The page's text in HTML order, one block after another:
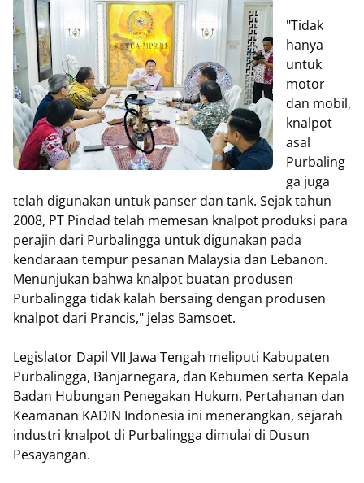
"Tidak
hanya
untuk
motor
dan mobil,
knalpot
asal
Purbaling
ga juga
telah digunakan untuk panser dan tank. Sejak tahun
2008, PT Pindad telah memesan knalpot produksi para
perajin dari Purbalingga untuk digunakan pada
kendaraan tempur pesanan Malaysia dan Lebanon.
Menunjukan bahwa knalpot buatan produsen
Purbalingga tidak kalah bersaing dengan produsen
knalpot dari Prancis," jelas Bamsoet.
Legislator Dapil VII Jawa Tengah meliputi Kabupaten
Purbalingga, Banjarnegara, dan Kebumen serta Kepala
Badan Hubungan Penegakan Hukum, Pertahanan dan
Keamanan KADIN Indonesia ini menerangkan, sejarah
industri knalpot di Purbalingga dimulai di Dusun
Pesayangan.